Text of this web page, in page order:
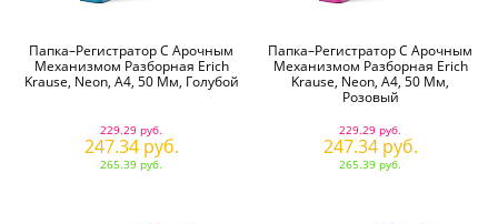
Папка–Регистратор С Арочным
Механизмом Разборная Erich
Krause, Neon, А4, 50 Мм, Голубой
229.29 руб.
247.34 руб.
265.39 руб.
Папка–Регистратор С Арочным
Механизмом Разборная Erich
Krause, Neon, А4, 50 Мм,
Розовый
229.29 руб.
247.34 руб.
265.39 руб.